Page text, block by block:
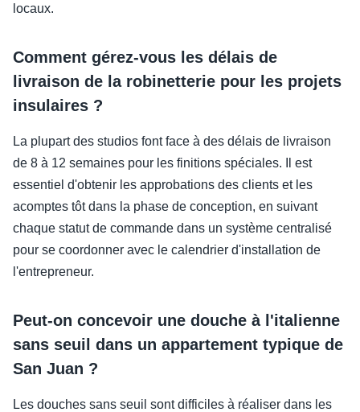
locaux.
Comment gérez-vous les délais de
livraison de la robinetterie pour les projets
insulaires ?
La plupart des studios font face à des délais de livraison
de 8 à 12 semaines pour les finitions spéciales. Il est
essentiel d'obtenir les approbations des clients et les
acomptes tôt dans la phase de conception, en suivant
chaque statut de commande dans un système centralisé
pour se coordonner avec le calendrier d'installation de
l'entrepreneur.
Peut-on concevoir une douche à l'italienne
sans seuil dans un appartement typique de
San Juan ?
Les douches sans seuil sont difficiles à réaliser dans les